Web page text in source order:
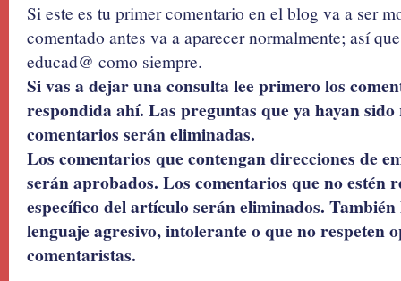
Si este es tu primer comentario en el blog va a ser
comentado antes va a aparecer normalmente; así
educad@ como siempre.
Si vas a dejar una consulta lee primero los
respondida ahí. Las preguntas que ya hayan
comentarios serán eliminadas.
Los comentarios que contengan direcciones de
serán aprobados. Los comentarios que no estén
específico del artículo serán eliminados.
lenguaje agresivo, intolerante o que no respeten
comentaristas.